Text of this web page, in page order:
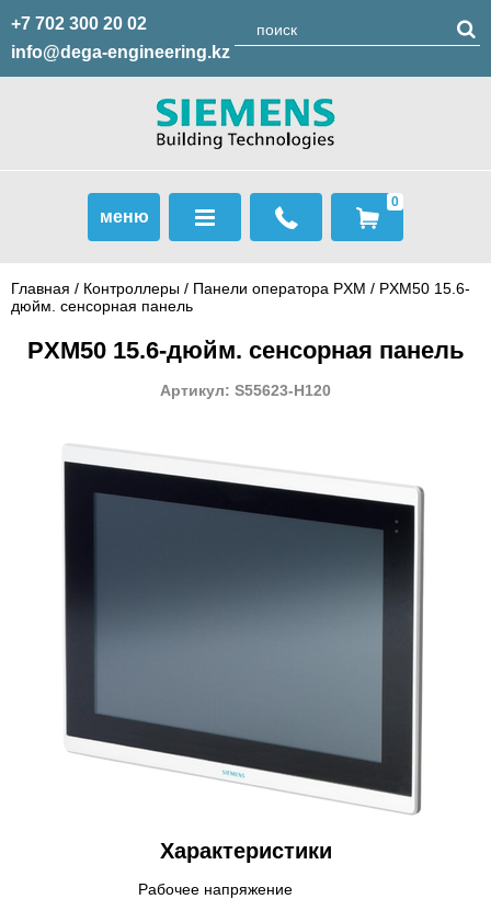
+7 702 300 20 02
info@dega-engineering.kz
меню
0
Главная / Контроллеры / Панели оператора PXM / PXM50 15.6-
дюйм. сенсорная панель
PXM50 15.6-дюйм. сенсорная панель
Артикул: S55623-H120
Характеристики
Рабочее напряжение